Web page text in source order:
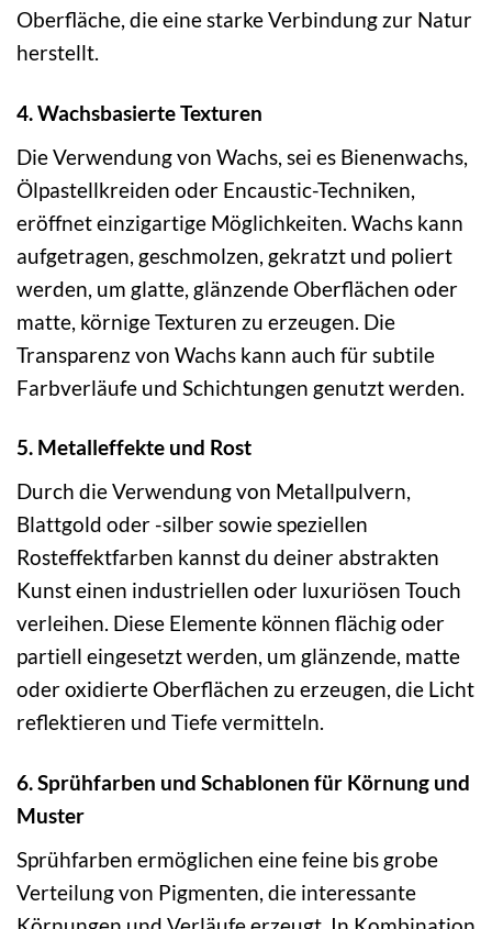
Oberfläche, die eine starke Verbindung zur Natur
herstellt.
4. Wachsbasierte Texturen
Die Verwendung von Wachs, sei es Bienenwachs,
Ölpastellkreiden oder Encaustic-Techniken,
eröffnet einzigartige Möglichkeiten. Wachs kann
aufgetragen, geschmolzen, gekratzt und poliert
werden, um glatte, glänzende Oberflächen oder
matte, körnige Texturen zu erzeugen. Die
Transparenz von Wachs kann auch für subtile
Farbverläufe und Schichtungen genutzt werden.
5. Metalleffekte und Rost
Durch die Verwendung von Metallpulvern,
Blattgold oder -silber sowie speziellen
Rosteffektfarben kannst du deiner abstrakten
Kunst einen industriellen oder luxuriösen Touch
verleihen. Diese Elemente können flächig oder
partiell eingesetzt werden, um glänzende, matte
oder oxidierte Oberflächen zu erzeugen, die Licht
reflektieren und Tiefe vermitteln.
6. Sprühfarben und Schablonen für Körnung und
Muster
Sprühfarben ermöglichen eine feine bis grobe
Verteilung von Pigmenten, die interessante